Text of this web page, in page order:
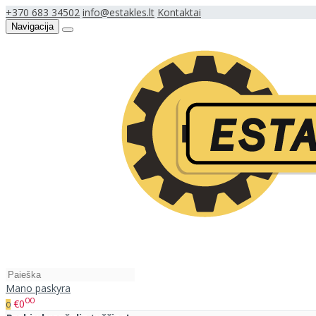
+370 683 34502 info@estakles.lt Kontaktai
Navigacija
Mano paskyra
0 €000